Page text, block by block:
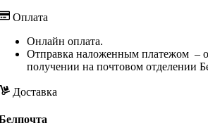
Оплата
Онлайн оплата.
Отправка наложенным платежом –
получении на почтовом отделении
Доставка